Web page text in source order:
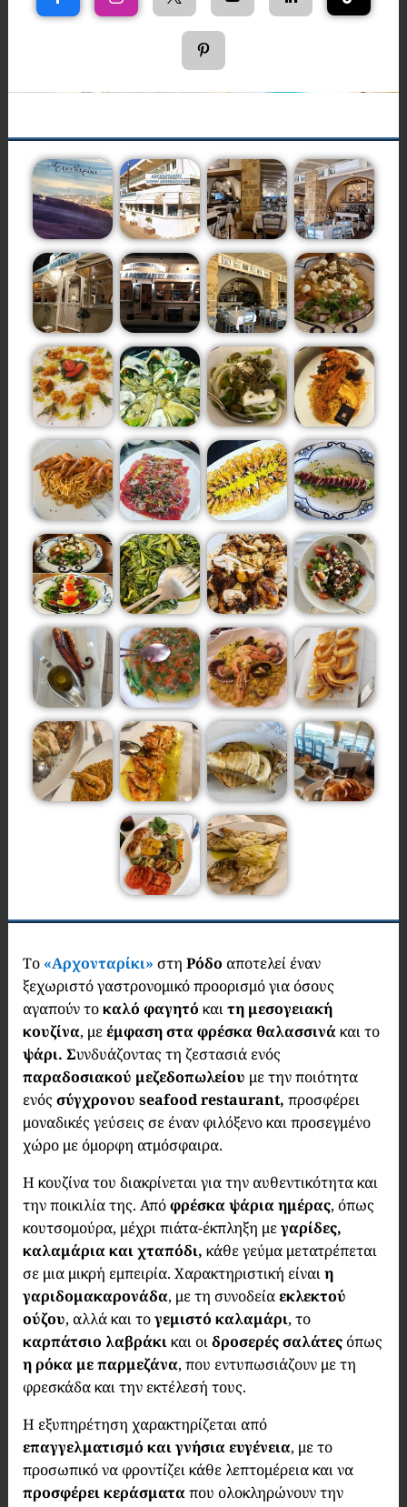
Το «Αρχονταρίκι» στη Ρόδο αποτελεί έναν
ξεχωριστό γαστρονομικό προορισμό για όσους
αγαπούν τοκαλό φαγητό καιτη μεσογειακή
κουζίνα, μεέμφαση στα φρέσκα θαλασσινάκαι το
ψάρι. Συνδυάζοντας τη ζεστασιά ενός
παραδοσιακού μεζεδοπωλείου με την ποιότητα
ενός σύγχρονου seafood restaurant, προσφέρει
μοναδικές γεύσεις σε έναν φιλόξενο και προσεγμένο
χώρο με όμορφη ατμόσφαιρα.
Η κουζίνα του διακρίνεται για την αυθεντικότητα και
την ποικιλία της. Απόφρέσκα ψάρια ημέρας, όπως
κουτσομούρα, μέχρι πιάτα-έκπληξη μεγαρίδες,
καλαμάρια και χταπόδι, κάθε γεύμα μετατρέπεται
σε μια μικρή εμπειρία. Χαρακτηριστική είναιη
γαριδομακαρονάδα, με τη συνοδείαεκλεκτού
ούζου, αλλά και τογεμιστό καλαμάρι, το
καρπάτσιο λαβράκικαι οιδροσερές σαλάτεςόπως
η ρόκα με παρμεζάνα, που εντυπωσιάζουν με τη
φρεσκάδα και την εκτέλεσή τους.
Η εξυπηρέτηση χαρακτηρίζεται από
επαγγελματισμό και γνήσια ευγένεια, με το
προσωπικό να φροντίζει κάθε λεπτομέρεια και να
προσφέρει κεράσματαπου ολοκληρώνουν την